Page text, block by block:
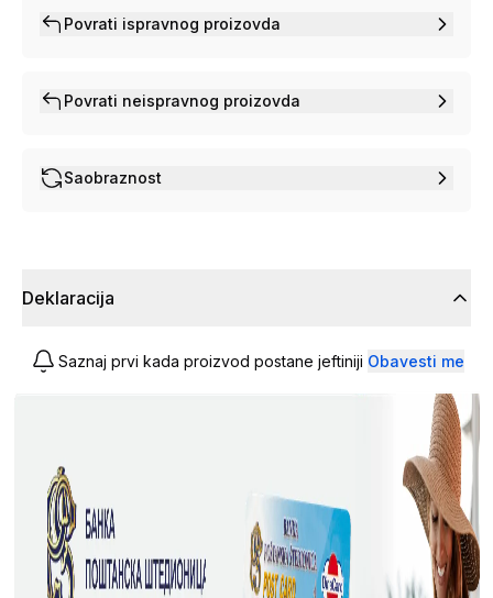
Povrati ispravnog proizovda
Povrati neispravnog proizovda
Saobraznost
Deklaracija
Saznaj prvi kada proizvod postane jeftiniji Obavesti me